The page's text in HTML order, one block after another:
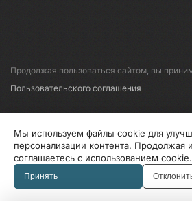
Продолжая пользоваться сайтом, вы
Пользовательского соглашения
© 2008-2026 Первые линии
Информация по исп. cookies Правила
Мы используем файлы cookie для
персонализации контента. Продолжая
соглашаетесь с использованием cookie.
Принять